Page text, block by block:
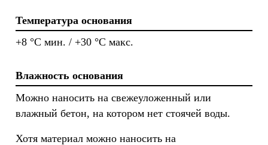
Температура основания
+8 °C мин. / +30 °C макс.
Влажность основания
Можно наносить на свежеуложенный или
влажный бетон, на котором нет стоячей воды.
Хотя материал можно наносить на